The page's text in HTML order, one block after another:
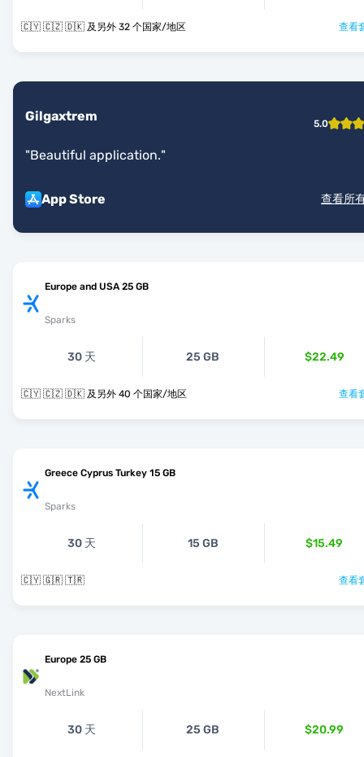
🇨🇾 🇨🇿 🇩🇰 及另外 32 个国家/地区 查看
Gilgaxtrem 5.0
"Beautiful application."
App Store 查看所
Europe and USA 25 GB
Sparks
30 天 25 GB $22.49
🇨🇾 🇨🇿 🇩🇰 及另外 40 个国家/地区 查看
Greece Cyprus Turkey 15 GB
Sparks
30 天 15 GB $15.49
🇨🇾 🇬🇷 🇹🇷 查看
Europe 25 GB
NextLink
30 天 25 GB $20.99